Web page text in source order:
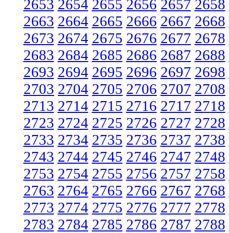
2653 2654 2655 2656 2657 2658
2663 2664 2665 2666 2667 2668
2673 2674 2675 2676 2677 2678
2683 2684 2685 2686 2687 2688
2693 2694 2695 2696 2697 2698
2703 2704 2705 2706 2707 2708
2713 2714 2715 2716 2717 2718
2723 2724 2725 2726 2727 2728
2733 2734 2735 2736 2737 2738
2743 2744 2745 2746 2747 2748
2753 2754 2755 2756 2757 2758
2763 2764 2765 2766 2767 2768
2773 2774 2775 2776 2777 2778
2783 2784 2785 2786 2787 2788